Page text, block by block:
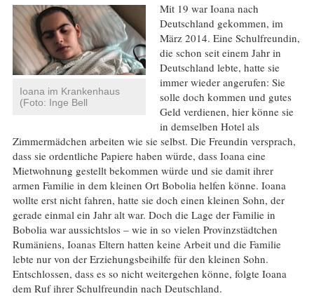
Ioana im Krankenhaus
(Foto: Inge Bell
Mit 19 war Ioana nach
Deutschland gekommen, im
März 2014. Eine Schulfreundin,
die schon seit einem Jahr in
Deutschland lebte, hatte sie
immer wieder angerufen: Sie
solle doch kommen und gutes
Geld verdienen, hier könne sie
in demselben Hotel als
Zimmermädchen arbeiten wie sie selbst. Die Freundin versprach,
dass sie ordentliche Papiere haben würde, dass Ioana eine
Mietwohnung gestellt bekommen würde und sie damit ihrer
armen Familie in dem kleinen Ort Bobolia helfen könne. Ioana
wollte erst nicht fahren, hatte sie doch einen kleinen Sohn, der
gerade einmal ein Jahr alt war. Doch die Lage der Familie in
Bobolia war aussichtslos – wie in so vielen Provinzstädtchen
Rumäniens, Ioanas Eltern hatten keine Arbeit und die Familie
lebte nur von der Erziehungsbeihilfe für den kleinen Sohn.
Entschlossen, dass es so nicht weitergehen könne, folgte Ioana
dem Ruf ihrer Schulfreundin nach Deutschland.